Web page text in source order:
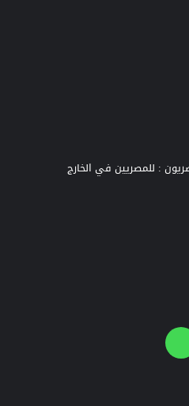
: للمصريين في الخارج
واتساب